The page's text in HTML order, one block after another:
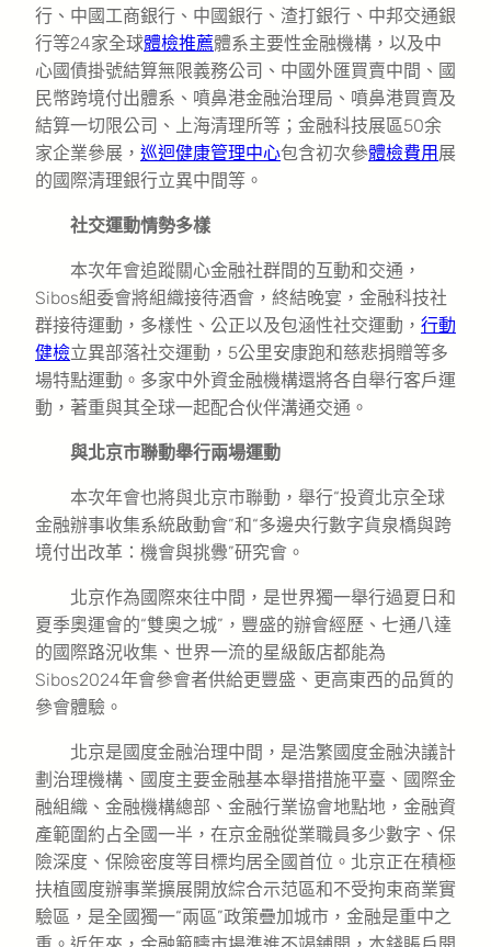
行、中國工商銀行、中國銀行、渣打銀行、中邦交通銀
行等24家全球體檢推薦體系主要性金融機構，以及中
心國債掛號結算無限義務公司、中國外匯買賣中間、國
民幣跨境付出體系、噴鼻港金融治理局、噴鼻港買賣及
結算一切限公司、上海清理所等；金融科技展區50余
家企業參展， 巡迴健康管理中心包含初次參體檢費用 展
的國際清理銀行立異中間等。
社交運動情勢多樣
本次年會追蹤關心金融社群間的互動和交通，
Sibos組委會將組織接待酒會，終結晚宴，金融科技社
群接待運動，多樣性、公正以及包涵性社交運動， 行動
健檢立異部落社交運動，5公里安康跑和慈悲捐贈等多
場特點運動。多家中外資金融機構還將各自舉行客戶運
動，著重與其全球一起配合伙伴溝通交通。
與北京市聯動舉行兩場運動
本次年會也將與北京市聯動，舉行“投資北京全球
金融辦事收集系統啟動會”和“多邊央行數字貨泉橋與跨
境付出改革：機會與挑釁”研究會。
北京作為國際來往中間，是世界獨一舉行過夏日和
夏季奧運會的“雙奧之城”，豐盛的辦會經歷、七通八達
的國際路況收集、世界一流的星級飯店都能為
Sibos2024年會參會者供給更豐盛、更高東西的品質的
參會體驗。
北京是國度金融治理中間，是浩繁國度金融決議計
劃治理機構、國度主要金融基本舉措措施平臺、國際金
融組織、金融機構總部、金融行業協會地點地，金融資
產範圍約占全國一半，在京金融從業職員多少數字、保
險深度、保險密度等目標均居全國首位。北京正在積極
扶植國度辦事業擴展開放綜合示范區和不受拘束商業實
驗區，是全國獨一“兩區”政策疊加城市，金融是重中之